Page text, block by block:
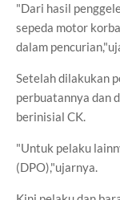
"Dari hasil
sepeda motor
dalam
Setelah dilakukan
perbuatannya dan
berinisial CK.
"Untuk pelaku
(DPO),"ujarnya.